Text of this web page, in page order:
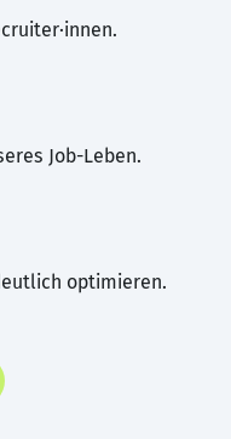
Job-Leben.
optimieren.